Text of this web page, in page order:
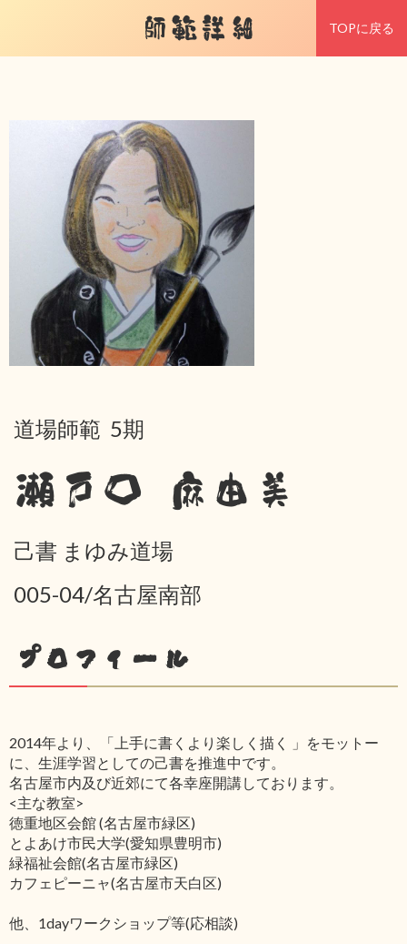
師範詳細 TOPに戻る
道場師範 5期
瀬戸口 麻由美
己書 まゆみ道場
005-04/名古屋南部
プロフィール
2014年より、「上手に書くより楽しく描く 」をモットー
に、生涯学習としての己書を推進中です。
名古屋市内及び近郊にて各幸座開講しております。
<主な教室>
徳重地区会館 (名古屋市緑区)
とよあけ市民大学(愛知県豊明市)
緑福祉会館(名古屋市緑区)
カフェピーニャ(名古屋市天白区)
他、1dayワークショップ等(応相談)